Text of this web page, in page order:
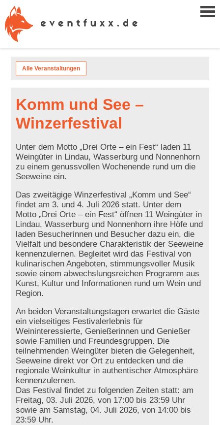
Alle Veranstaltungen
Komm und See –
Winzerfestival
Unter dem Motto „Drei Orte – ein Fest“ laden 11
Weingüter in Lindau, Wasserburg und Nonnenhorn
zu einem genussvollen Wochenende rund um die
Seeweine ein.
Das zweitägige Winzerfestival „Komm und See“
findet am 3. und 4. Juli 2026 statt. Unter dem
Motto „Drei Orte – ein Fest“ öffnen 11 Weingüter in
Lindau, Wasserburg und Nonnenhorn ihre Höfe und
laden Besucherinnen und Besucher dazu ein, die
Vielfalt und besondere Charakteristik der Seeweine
kennenzulernen. Begleitet wird das Festival von
kulinarischen Angeboten, stimmungsvoller Musik
sowie einem abwechslungsreichen Programm aus
Kunst, Kultur und Informationen rund um Wein und
Region.
An beiden Veranstaltungstagen erwartet die Gäste
ein vielseitiges Festivalerlebnis für
Weininteressierte, Genießerinnen und Genießer
sowie Familien und Freundesgruppen. Die
teilnehmenden Weingüter bieten die Gelegenheit,
Seeweine direkt vor Ort zu entdecken und die
regionale Weinkultur in authentischer Atmosphäre
kennenzulernen.
Das Festival findet zu folgenden Zeiten statt: am
Freitag, 03. Juli 2026, von 17:00 bis 23:59 Uhr
sowie am Samstag, 04. Juli 2026, von 14:00 bis
23:59 Uhr.